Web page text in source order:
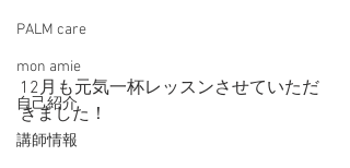
PALM care
mon amie
自己紹介
講師情報
12月も元気一杯レッスンさせていただ
きました！